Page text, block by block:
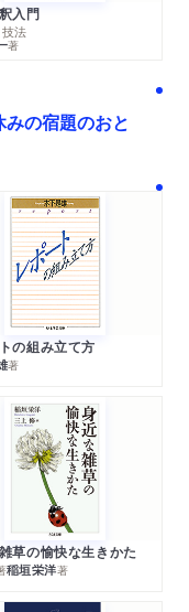
入門
法
著
の宿題のおと
の組み立て方
著
草の愉快な生きかた
稲垣栄洋著